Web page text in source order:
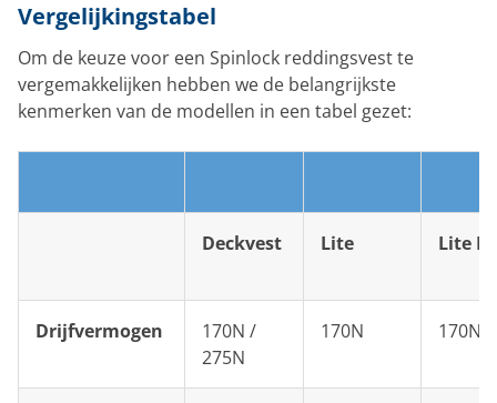
Vergelijkingstabel
Om de keuze voor een Spinlock reddingsvest te
vergemakkelijken hebben we de belangrijkste
kenmerken van de modellen in een tabel gezet:
Deckvest Lite Lite
Drijfvermogen
170N /
275N
170N 170N